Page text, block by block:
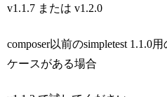
v1.1.7 または v1.2.0
composer以前のsimpletest 1.1.0
ケースがある場合